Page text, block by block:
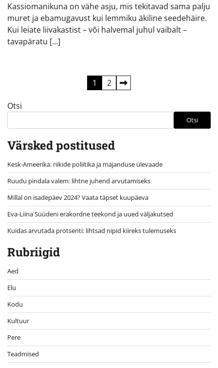
Kassiomanikuna on vähe asju, mis tekitavad sama palju
muret ja ebamugavust kui lemmiku äkiline seedehäire.
Kui leiate liivakastist – või halvemal juhul vaibalt –
tavapäratu […]
leheküljendus
1 2
Otsi
Otsi
Värsked postitused
Kesk-Ameerika: riikide poliitika ja majanduse ülevaade
Ruudu pindala valem: lihtne juhend arvutamiseks
Millal on isadepäev 2024? Vaata täpset kuupäeva
Eva-Liina Süüdeni erakordne teekond ja uued väljakutsed
Kuidas arvutada protsenti: lihtsad nipid kiireks tulemuseks
Rubriigid
Aed
Elu
Kodu
Kultuur
Pere
Teadmised